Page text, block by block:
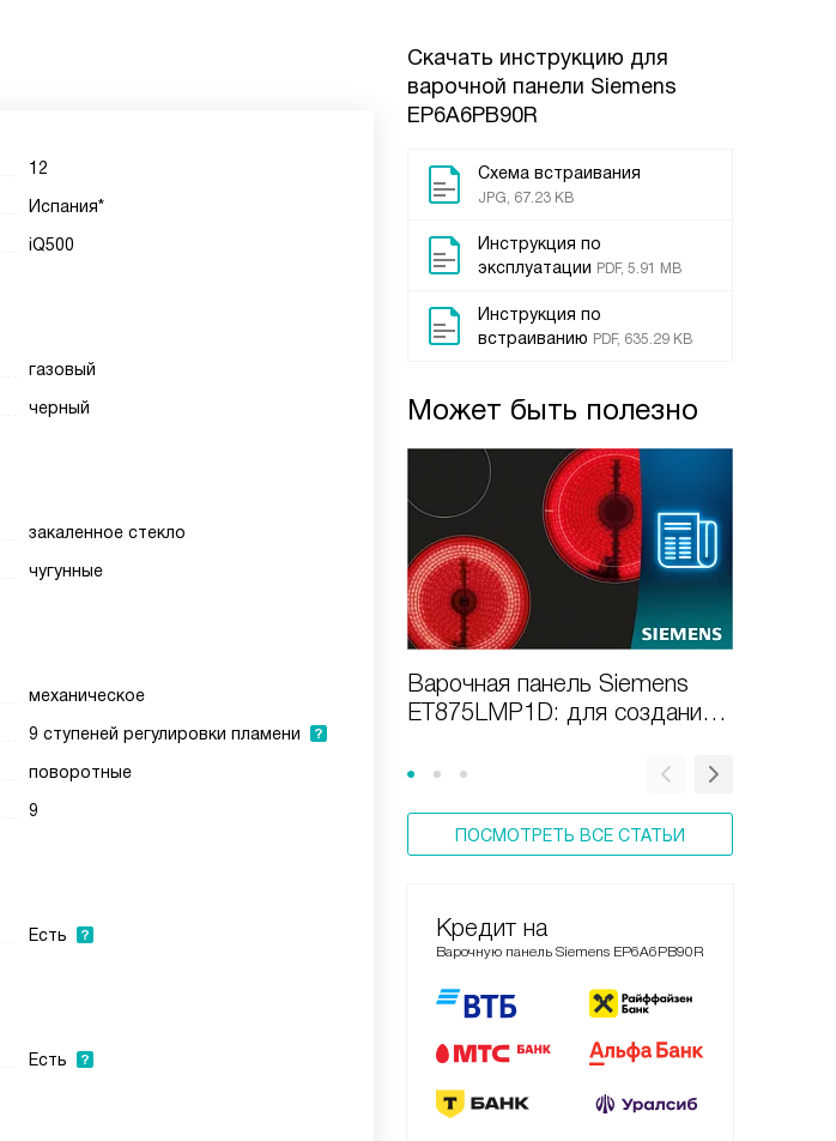
Скачать инструкцию для
варочной панели Siemens
EP6A6PB90R
Схема встраивания
JPG, 67.23 KB
Инструкция по
эксплуатации PDF, 5.91 MB
Инструкция по
встраиванию PDF, 635.29 KB
Может быть полезно
Варочная панель Siemens
ET875LMP1D: для создания
ПОСМОТРЕТЬ ВСЕ СТАТЬИ
Кредит на
Варочную панель Siemens EP6A6PB90R
12
Испания*
iQ500
газовый
черный
закаленное стекло
чугунные
механическое
9 ступеней регулировки пламени
поворотные
9
Есть
Есть